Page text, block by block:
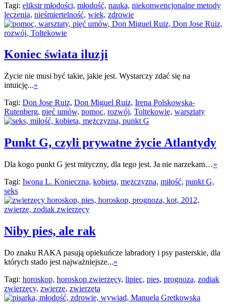
Tagi: eliksir młodości, młodość, nauka, niekonwencjonalne metody
leczenia, nieśmiertelność, wiek, zdrowie
Koniec świata iluzji
Życie nie musi być takie, jakie jest. Wystarczy zdać się na
intuicję...»
Tagi: Don Jose Ruiz, Don Miguel Ruiz, Irena Polskowska-
Rutenberg, pięć umów, pomoc, rozwój, Toltekowie, warsztaty
Punkt G, czyli prywatne życie Atlantydy
Dla kogo punkt G jest mityczny, dla tego jest. Ja nie narzekam…»
Tagi: Iwona L. Konieczna, kobieta, mężczyzna, miłość, punkt G,
seks
Niby pies, ale rak
Do znaku RAKA pasują opiekuńcze labradory i psy pasterskie, dla
których stado jest najważniejsze...»
Tagi: horoskop, horoskop zwierzęcy, lipiec, pies, prognoza, zodiak
zwierzęcy, zwierzę, zwierzęta